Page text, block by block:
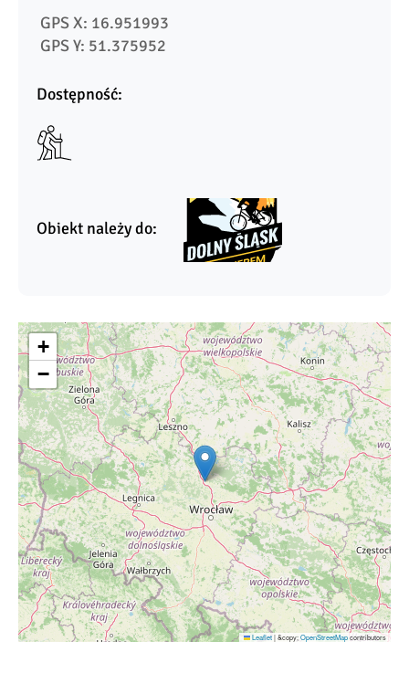
GPS X: 16.951993
GPS Y: 51.375952
Dostępność:
Obiekt należy do:
+
−
Leaflet|&copy;OpenStreetMapcontributors